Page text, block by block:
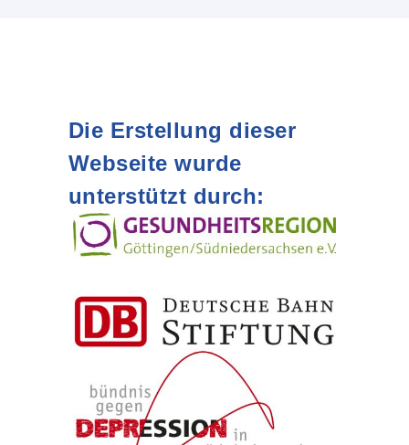
Die Erstellung dieser
Webseite wurde
unterstützt durch: